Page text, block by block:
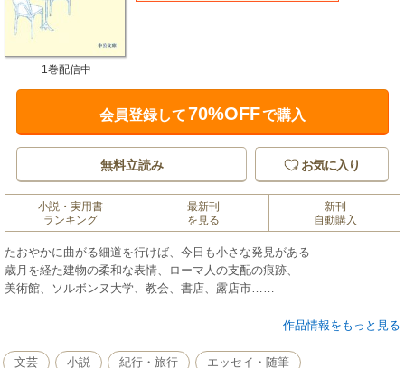
1巻配信中
会員登録して70%OFFで購入
無料立読み お気に入り
小説・実用書
ランキング
最新刊
を見る
新刊
自動購入
たおやかに曲がる細道を行けば、今日も小さな発見がある――
歳月を経た建物の柔和な表情、ローマ人の支配の痕跡、
美術館、ソルボンヌ大学、教会、書店、露店市……
知的で質実、おおらかな風が吹き抜けるこの街に暮らして二十年、
作品情報をもっと見る
文芸 小説 紀行・旅行 エッセイ・随筆